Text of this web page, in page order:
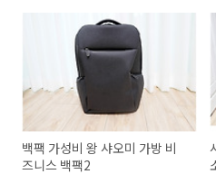
백팩 가성비 왕 샤오미 가방 비
즈니스 백팩2